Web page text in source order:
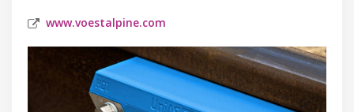
www.voestalpine.com